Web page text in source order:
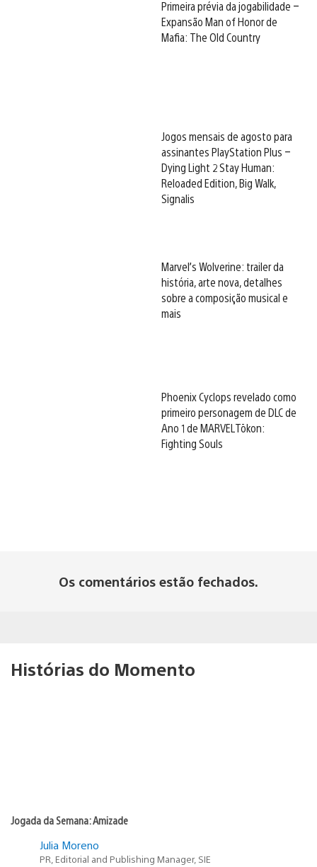
Primeira prévia da jogabilidade –
Expansão Man of Honor de
Mafia: The Old Country
Jogos mensais de agosto para
assinantes PlayStation Plus –
Dying Light 2 Stay Human:
Reloaded Edition, Big Walk,
Signalis
Marvel’s Wolverine: trailer da
história, arte nova, detalhes
sobre a composição musical e
mais
Phoenix Cyclops revelado como
primeiro personagem de DLC de
Ano 1 de MARVEL Tōkon:
Fighting Souls
Os comentários estão fechados.
Histórias do Momento
Jogada da Semana: Amizade
Julia Moreno
PR, Editorial and Publishing Manager, SIE